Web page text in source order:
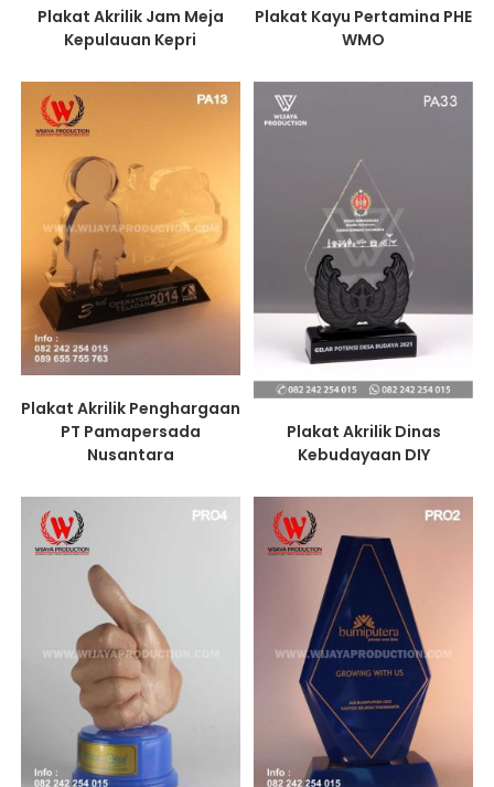
Plakat Akrilik Jam Meja
Kepulauan Kepri
Plakat Kayu Pertamina PHE
WMO
Plakat Akrilik Penghargaan
PT Pamapersada
Nusantara
Plakat Akrilik Dinas
Kebudayaan DIY